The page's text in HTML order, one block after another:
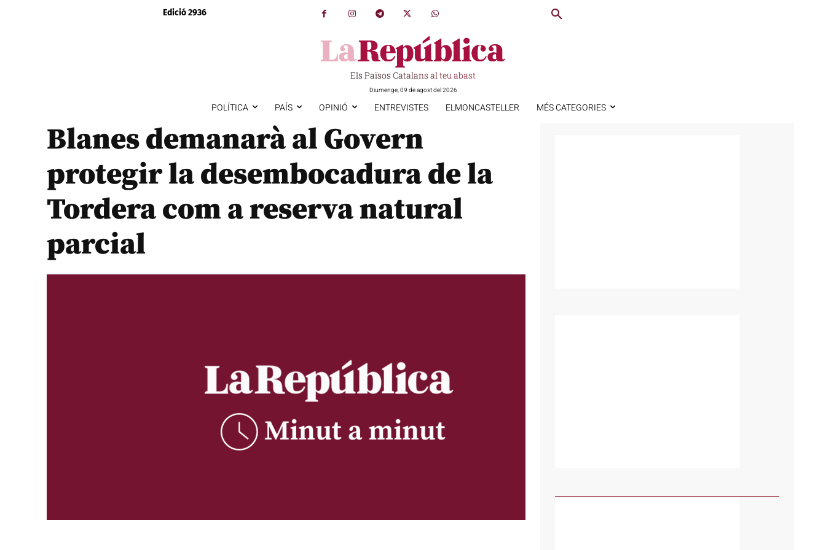
Edició 2936
Els Països Catalans al teu abast
Diumenge, 09 de agost del 2026
POLÍTICA PAÍS OPINIÓ ENTREVISTES ELMONCASTELLER MÉS CATEGORIES
Blanes demanarà al Govern
protegir la desembocadura de la
Tordera com a reserva natural
parcial